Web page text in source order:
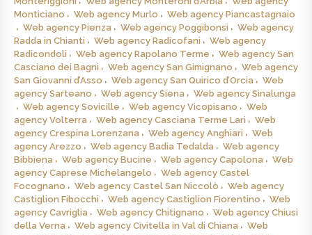
Monticiano
Web agency Murlo
Web agency Piancastagnaio
Web agency Pienza
Web agency Poggibonsi
Web agency
Radda in Chianti
Web agency Radicofani
Web agency
Radicondoli
Web agency Rapolano Terme
Web agency San
Casciano dei Bagni
Web agency San Gimignano
Web agency
San Giovanni d’Asso
Web agency San Quirico d’Orcia
Web
agency Sarteano
Web agency Siena
Web agency Sinalunga
Web agency Sovicille
Web agency Vicopisano
Web
agency Volterra
Web agency Casciana Terme Lari
Web
agency Crespina Lorenzana
Web agency Anghiari
Web
agency Arezzo
Web agency Badia Tedalda
Web agency
Bibbiena
Web agency Bucine Web agency Capolona
Web
agency Caprese Michelangelo
Web agency Castel
Focognano
Web agency Castel San Niccolò
Web agency
Castiglion Fibocchi
Web agency Castiglion Fiorentino
Web
agency Cavriglia
Web agency Chitignano
Web agency Chiusi
della Verna
Web agency Civitella in Val di Chiana
Web